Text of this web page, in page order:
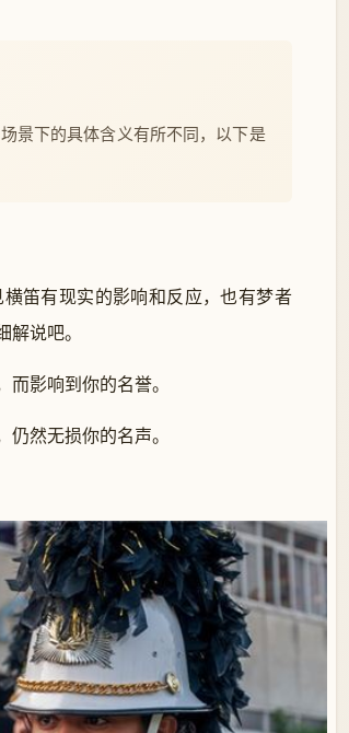
景下的具体含义有所不同，以下是
笛有现实的影响和反应，也有梦者
解说吧。
影响到你的名誉。
然无损你的名声。